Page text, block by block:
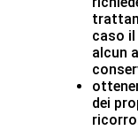
caso
alcun
dei